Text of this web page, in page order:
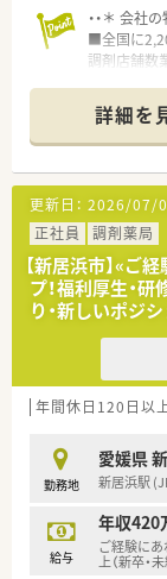
ションが御
（例1）現
マネージャ
キャリア
（例3）現
ト、専門認
た職種選択
〈こんな方に
■ライフワ
■経営面の
など、お気
・・＊ 会社の
■全国に
調剤店舗数
頑張り次第
■経験や勤
半スタート
■職種や職
修を用意さ
■薬剤師が
種多様に用
■店舗拡大
トのポジシ
■在宅や教
とも可能で
■その他に
域は多種多
■在宅実施
わる事がで
時短勤務が
■年間休日
■日用品か
たくさんあ
詳細を
更新日： 2026/07/
正社員
調剤薬局
【新居浜市】«ご
プ！福利厚生・
り・新しいポジ
年間休日120日以
勤務地
愛媛県
新居浜駅
給与
年収420
ご経験にあ
上（新卒・